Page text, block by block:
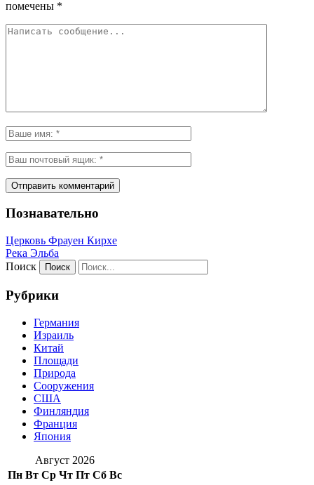
помечены *
Познавательно
Церковь Фрауен Кирхе
Река Эльба
Поиск
Рубрики
Германия
Израиль
Китай
Площади
Природа
Сооружения
США
Финляндия
Франция
Япония
Август 2026
Пн Вт Ср Чт Пт Сб Вс